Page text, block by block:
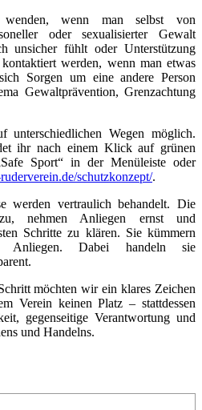
wenn man selbst von
oder sexualisierter Gewalt
unsicher fühlt oder Unterstützung
werden, wenn man etwas
Sorgen um eine andere Person
Gewaltprävention, Grenzachtung
unterschiedlichen Wegen möglich.
ihr nach einem Klick auf grünen
Sport“ in der Menüleiste oder
schutzkonzept/.
werden vertraulich behandelt. Die
zu, nehmen Anliegen ernst und
Schritte zu klären. Sie kümmern
Dabei handeln sie
möchten wir ein klares Zeichen
Verein keinen Platz – stattdessen
gegenseitige Verantwortung und
und Handelns.